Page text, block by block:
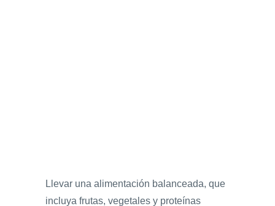
Llevar una alimentación balanceada, que
incluya frutas, vegetales y proteínas